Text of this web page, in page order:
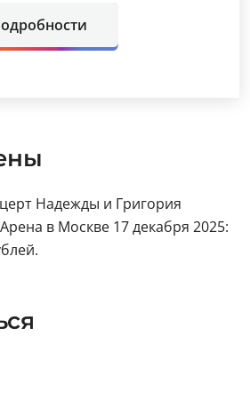
Надежды и Григория
в Москве 17 декабря 2025: